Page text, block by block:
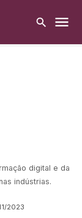
digital e da
indústrias.
2023